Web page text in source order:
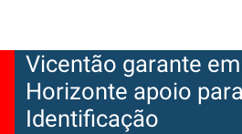
Vicentão garante
Horizonte apoio
Identificação